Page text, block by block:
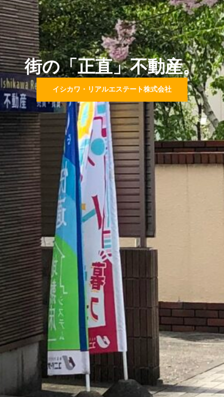
街の「正直」不動産。
イシカワ・リアルエステート株式会社